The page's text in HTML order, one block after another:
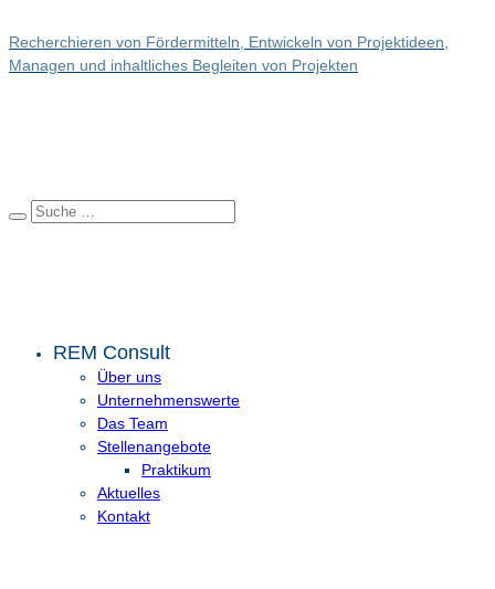
Recherchieren von Fördermitteln, Entwickeln von Projektideen,
Managen und inhaltliches Begleiten von Projekten
REM Consult
Über uns
Unternehmenswerte
Das Team
Stellenangebote
Praktikum
Aktuelles
Kontakt